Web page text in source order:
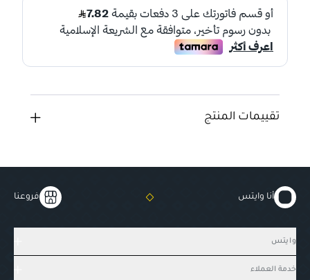
تقييمات المنتج
أنا وايتس فروعنا
وايتس
خدمة العملاء